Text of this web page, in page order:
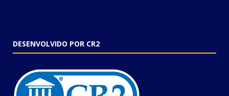
DESENVOLVIDO POR CR2